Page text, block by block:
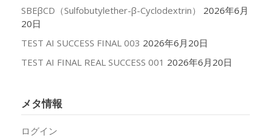
SBEβCD（Sulfobutylether-β-Cyclodextrin）
2026年6月
20日
TEST AI SUCCESS FINAL 003 2026年6月20日
TEST AI FINAL REAL SUCCESS 001 2026年6月20日
メタ情報
ログイン